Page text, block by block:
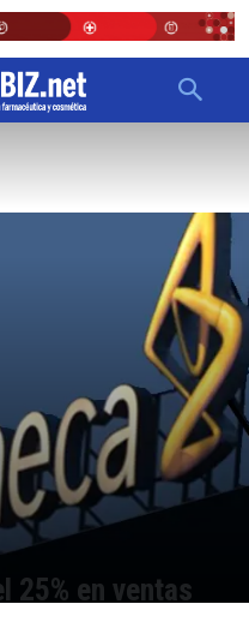
25% en ventas